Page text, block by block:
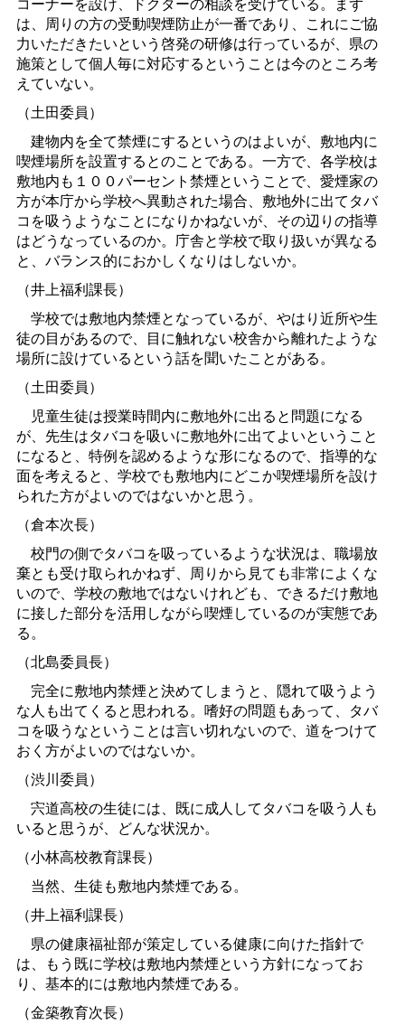
は、周りの方の受動喫煙防止が一番であり、これにご協
力いただきたいという啓発の研修は行っているが、県の
施策として個人毎に対応するということは今のところ考
えていない。
（土田委員）
建物内を全て禁煙にするというのはよいが、敷地内に
喫煙場所を設置するとのことである。一方で、各学校は
敷地内も１００パーセント禁煙ということで、愛煙家の
方が本庁から学校へ異動された場合、敷地外に出てタバ
コを吸うようなことになりかねないが、その辺りの指導
はどうなっているのか。庁舎と学校で取り扱いが異なる
と、バランス的におかしくなりはしないか。
（井上福利課長）
学校では敷地内禁煙となっているが、やはり近所や生
徒の目があるので、目に触れない校舎から離れたような
場所に設けているという話を聞いたことがある。
（土田委員）
児童生徒は授業時間内に敷地外に出ると問題になる
が、先生はタバコを吸いに敷地外に出てよいということ
になると、特例を認めるような形になるので、指導的な
面を考えると、学校でも敷地内にどこか喫煙場所を設け
られた方がよいのではないかと思う。
（倉本次長）
校門の側でタバコを吸っているような状況は、職場放
棄とも受け取られかねず、周りから見ても非常によくな
いので、学校の敷地ではないけれども、できるだけ敷地
に接した部分を活用しながら喫煙しているのが実態であ
る。
（北島委員長）
完全に敷地内禁煙と決めてしまうと、隠れて吸うよう
な人も出てくると思われる。嗜好の問題もあって、タバ
コを吸うなということは言い切れないので、道をつけて
おく方がよいのではないか。
（渋川委員）
宍道高校の生徒には、既に成人してタバコを吸う人も
いると思うが、どんな状況か。
（小林高校教育課長）
当然、生徒も敷地内禁煙である。
（井上福利課長）
県の健康福祉部が策定している健康に向けた指針で
は、もう既に学校は敷地内禁煙という方針になってお
り、基本的には敷地内禁煙である。
（金築教育次長）